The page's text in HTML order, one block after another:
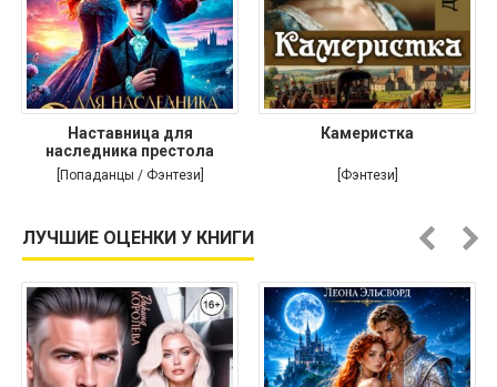
Наставница для
наследника престола
[Попаданцы / Фэнтези]
Камеристка
[Фэнтези]
ЛУЧШИЕ ОЦЕНКИ У КНИГИ